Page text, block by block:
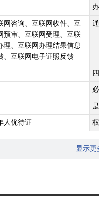
网咨询、互联网收件、互
预审、互联网受理、互联
理、互联网办理结果信息
、互联网电子证照反馈
人优待证
显示更